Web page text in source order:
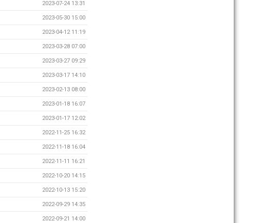
2023-07-24 13:31
2023-05-30 15:00
2023-04-12 11:19
2023-03-28 07:00
2023-03-27 09:29
2023-03-17 14:10
2023-02-13 08:00
2023-01-18 16:07
2023-01-17 12:02
2022-11-25 16:32
2022-11-18 16:04
2022-11-11 16:21
2022-10-20 14:15
2022-10-13 15:20
2022-09-29 14:35
2022-09-21 14:00